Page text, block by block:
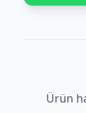
Ürün